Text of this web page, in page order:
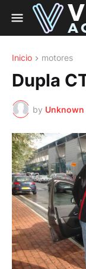
Inicio motores
Dupla
by Unknown